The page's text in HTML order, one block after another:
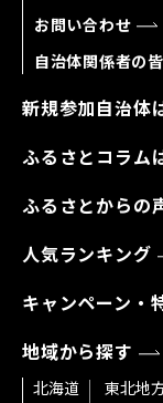
お問い合わせ
自治体関係者の
新規参加自治体
ふるさとコラム
ふるさとからの
人気ランキング
キャンペーン・
地域から探す
北海道 東北地